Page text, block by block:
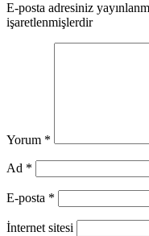
E-posta adresiniz
işaretlenmişlerdir
Yorum *
Ad *
E-posta *
İnternet sitesi